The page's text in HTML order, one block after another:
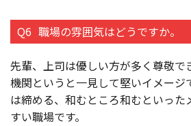
Q6 職場の雰囲気はどうですか。
先輩、上司は優しい方が多く尊敬で
機関というと一見して堅いイメージ
は締める、和むところ和むといった
すい職場です。